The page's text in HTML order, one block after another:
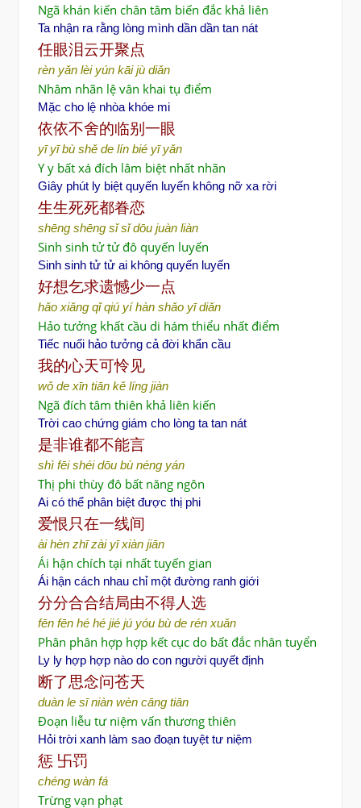
Ngã khán kiến chân tâm biến đắc khả liên
Ta nhận ra rằng lòng mình dần dần tan nát
任眼泪云开聚点
rèn yǎn lèi yún kāi jù diǎn
Nhâm nhãn lệ vân khai tụ điểm
Mặc cho lệ nhòa khóe mi
依依不舍的临别一眼
yī yī bù shě de lín bié yī yǎn
Y y bất xá đích lâm biệt nhất nhãn
Giây phút ly biệt quyến luyến không nỡ xa rời
生生死死都眷恋
shēng shēng sǐ sǐ dōu juàn liàn
Sinh sinh tử tử đô quyến luyến
Sinh sinh tử tử ai không quyến luyến
好想乞求遗憾少一点
hǎo xiǎng qǐ qiú yí hàn shǎo yī diǎn
Hảo tưởng khất cầu di hám thiểu nhất điểm
Tiếc nuối hảo tưởng cả đời khẩn cầu
我的心天可怜见
wǒ de xīn tiān kě líng jiàn
Ngã đích tâm thiên khả liên kiến
Trời cao chứng giám cho lòng ta tan nát
是非谁都不能言
shì fēi shéi dōu bù néng yán
Thị phi thùy đô bất năng ngôn
Ai có thể phân biệt được thị phi
爱恨只在一线间
ài hèn zhī zài yī xiàn jiān
Ái hận chích tại nhất tuyến gian
Ái hận cách nhau chỉ một đường ranh giới
分分合合结局由不得人选
fēn fēn hé hé jié jú yóu bù de rén xuǎn
Phân phân hợp hợp kết cục do bất đắc nhân tuyển
Ly ly hợp hợp nào do con người quyết định
断了思念问苍天
duàn le sī niàn wèn cāng tiān
Đoạn liễu tư niệm vấn thương thiên
Hỏi trời xanh làm sao đoạn tuyệt tư niệm
惩 卐罚
chéng wàn fá
Trừng vạn phạt